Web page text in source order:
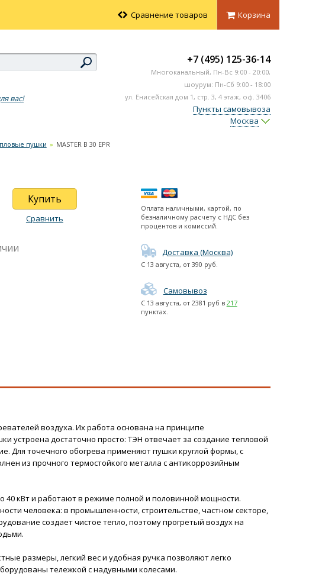
Сравнение товаров Корзина
вас!
+7 (495) 125-36-14
Многоканальный, Пн-Вс 9:00 - 20:00,
шоурум: Пн-Сб 9:00 - 18:00
ул. Енисейская дом 1, стр. 3, 4 этаж, оф. 3406
Пункты самовывоза
Москва
пушки » MASTER B 30 EPR
Купить
Сравнить
Оплата наличными, картой, по
безналичному расчету с НДС без
процентов и комиссий.
Доставка (Москва)
С 13 августа, от 390 руб.
Самовывоз
С 13 августа, от 2381 руб в 217
пунктах.
воздуха. Их работа основана на принципе
устроена достаточно просто: ТЭН отвечает за создание тепловой
Для точечного обогрева применяют пушки круглой формы, с
из прочного термостойкого металла с антикоррозийным
кВт и работают в режиме полной и половинной мощности.
человека: в промышленности, строительстве, частном секторе,
создает чистое тепло, поэтому прогретый воздух на
размеры, легкий вес и удобная ручка позволяют легко
тележкой с надувными колесами.